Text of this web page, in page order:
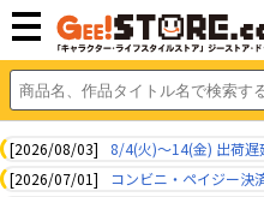
[2026/08/03]
8/4(火)～14(金) 出荷遅
[2026/07/01]
コンビニ・ペイジー決